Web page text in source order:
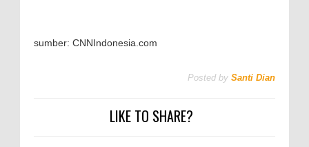
sumber: CNNIndonesia.com
Posted by Santi Dian
LIKE TO SHARE?